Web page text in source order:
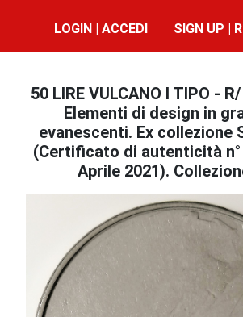
LOGIN | ACCEDI SIGN UP |
50 LIRE VULCANO I TIPO -
Elementi di design in
evanescenti. Ex collezione
(Certificato di autenticità n°
Aprile 2021).